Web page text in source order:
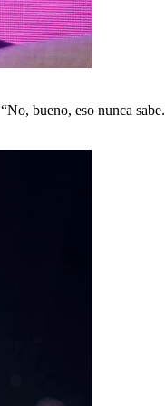
bueno, eso nunca